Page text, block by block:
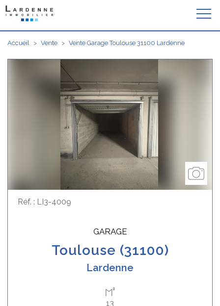
Accueil > Vente > Vente Garage Toulouse 31100 Lardenne
GARAGE
toulouse (31100)
Lardenne
13
Réf. : LI3-4009